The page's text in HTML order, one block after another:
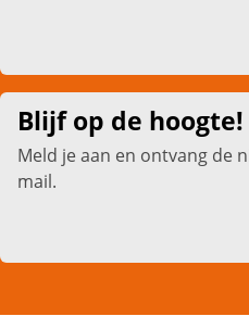
Blijf op de hoogte!
Meld je aan en ontvang de
mail.